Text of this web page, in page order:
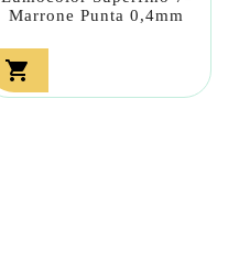
Marrone Punta 0,4mm
